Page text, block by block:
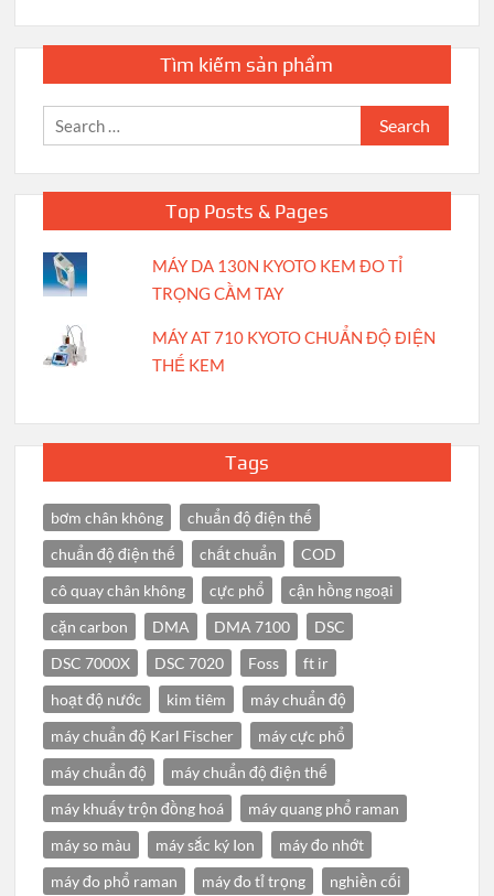
Tìm kiếm sản phẩm
Search
for:
Top Posts & Pages
MÁY DA 130N KYOTO KEM ĐO TỈ
TRỌNG CẦM TAY
MÁY AT 710 KYOTO CHUẨN ĐỘ ĐIỆN
THẾ KEM
Tags
bơm chân không
chuẩn độ điện thế
chuẩn độ điện thế
chất chuẩn
COD
cô quay chân không
cực phổ
cận hồng ngoại
cặn carbon
DMA DMA 7100
DSC
DSC 7000X
DSC 7020 Foss
ft ir
hoạt độ nước
kim tiêm
máy chuẩn độ
máy chuẩn độ Karl Fischer
máy cực phổ
máy chuẩn độ
máy chuẩn độ điện thế
máy khuấy trộn đồng hoá
máy quang phổ raman
máy so màu
máy sắc ký Ion
máy đo nhớt
máy đo phổ raman
máy đo tỉ trọng nghiền cối